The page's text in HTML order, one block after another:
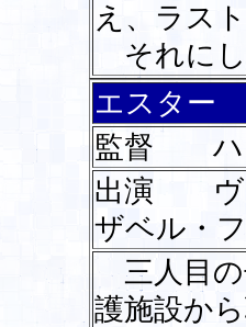
え、ラス
それにし
エスター
監督 ハ
出演 ヴ
ザベル・
三人目の
護施設か